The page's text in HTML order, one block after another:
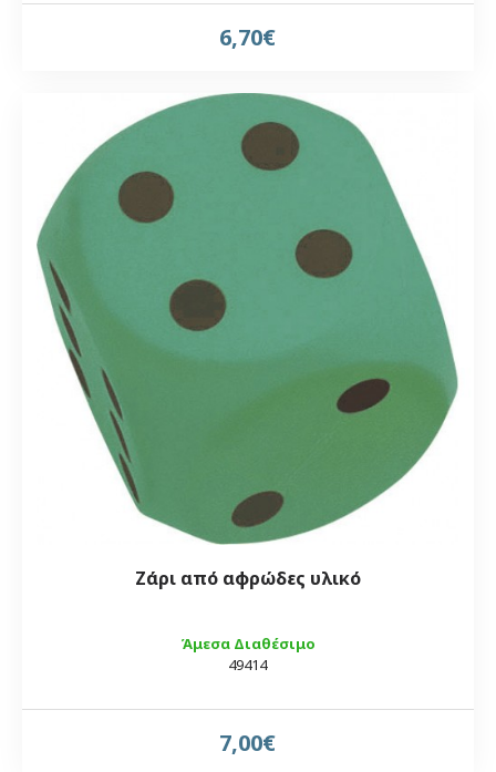
6,70€
Άμεσα Διαθέσιμο
49414
Ζάρι από αφρώδες υλικό
7,00€